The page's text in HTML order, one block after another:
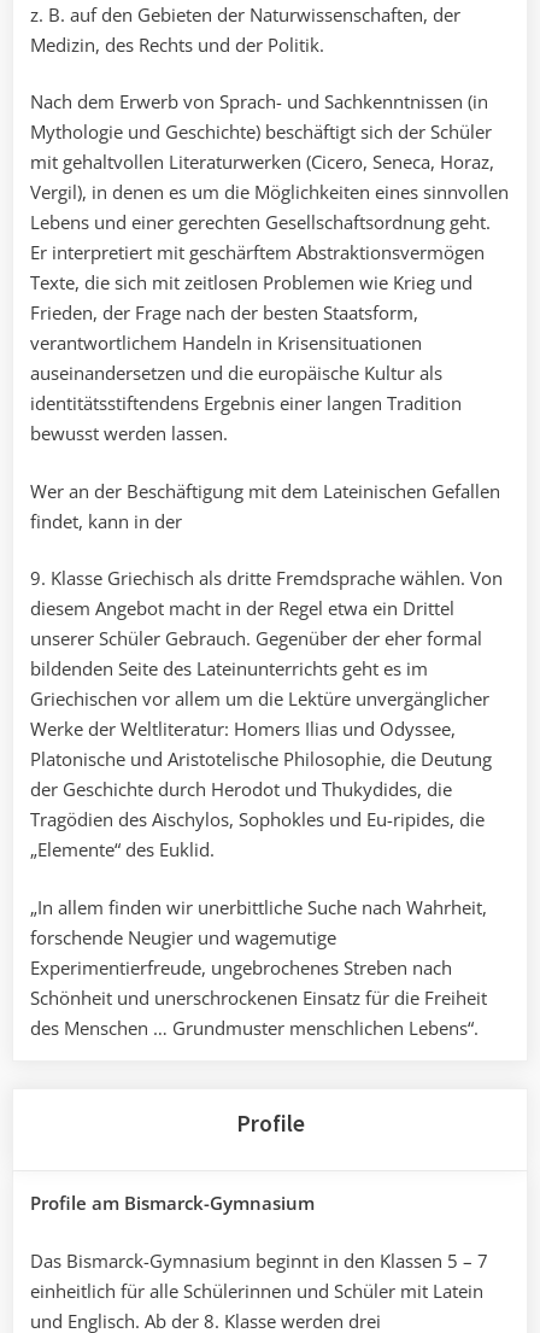
z. B. auf den Gebieten der Naturwissenschaften, der
Medizin, des Rechts und der Politik.
Nach dem Erwerb von Sprach- und Sachkenntnissen (in
Mythologie und Geschichte) beschäftigt sich der Schüler
mit gehaltvollen Literaturwerken (Cicero, Seneca, Horaz,
Vergil), in denen es um die Möglichkeiten eines sinnvollen
Lebens und einer gerechten Gesellschaftsordnung geht.
Er interpretiert mit geschärftem Abstraktionsvermögen
Texte, die sich mit zeitlosen Problemen wie Krieg und
Frieden, der Frage nach der besten Staatsform,
verantwortlichem Handeln in Krisensituationen
auseinandersetzen und die europäische Kultur als
identitätsstiftendens Ergebnis einer langen Tradition
bewusst werden lassen.
Wer an der Beschäftigung mit dem Lateinischen Gefallen
findet, kann in der
9. Klasse Griechisch als dritte Fremdsprache wählen. Von
diesem Angebot macht in der Regel etwa ein Drittel
unserer Schüler Gebrauch. Gegenüber der eher formal
bildenden Seite des Lateinunterrichts geht es im
Griechischen vor allem um die Lektüre unvergänglicher
Werke der Weltliteratur: Homers Ilias und Odyssee,
Platonische und Aristotelische Philosophie, die Deutung
der Geschichte durch Herodot und Thukydides, die
Tragödien des Aischylos, Sophokles und Eu-ripides, die
„Elemente“ des Euklid.
„In allem finden wir unerbittliche Suche nach Wahrheit,
forschende Neugier und wagemutige
Experimentierfreude, ungebrochenes Streben nach
Schönheit und unerschrockenen Einsatz für die Freiheit
des Menschen … Grundmuster menschlichen Lebens“.
Profile
Profile am Bismarck-Gymnasium
Das Bismarck-Gymnasium beginnt in den Klassen 5 – 7
einheitlich für alle Schülerinnen und Schüler mit Latein
und Englisch. Ab der 8. Klasse werden drei